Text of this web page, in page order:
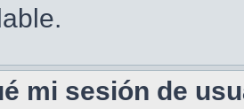
mi sesión de